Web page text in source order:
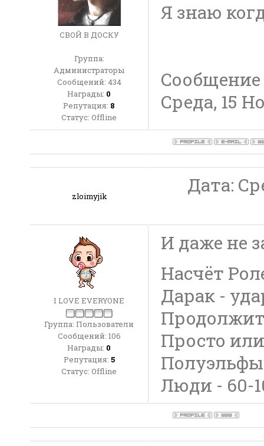
СВОЙ В ДОСКУ
Группа:
Администраторы
Сообщений: 434
Награды: 0
Репутация: 8
Статус: Offline
Я знаю
Среда, 15
zloimyjik Дата:
I LOVE EVERYONE
Группа: Пользователи
Сообщений: 106
Награды: 0
Репутация: 5
Статус: Offline
И даже не
Насчёт
Дарак -
Просто
Полуэльфы
Люди - 60-